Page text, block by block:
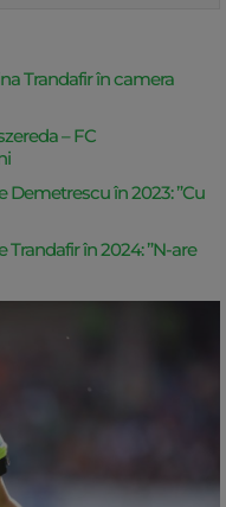
Trandafir în camera
– FC
în 2023: ”Cu
în 2024: ”N-are